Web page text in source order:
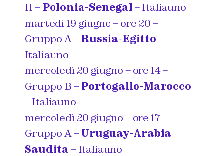
H –Polonia-Senegal– Italiauno
martedì 19 giugno – ore 20 –
Gruppo A –Russia-Egitto–
Italiauno
mercoledì 20 giugno – ore 14 –
Gruppo B –Portogallo-Marocco
– Italiauno
mercoledì 20 giugno – ore 17 –
Gruppo A –Uruguay-Arabia
Saudita– Italiauno